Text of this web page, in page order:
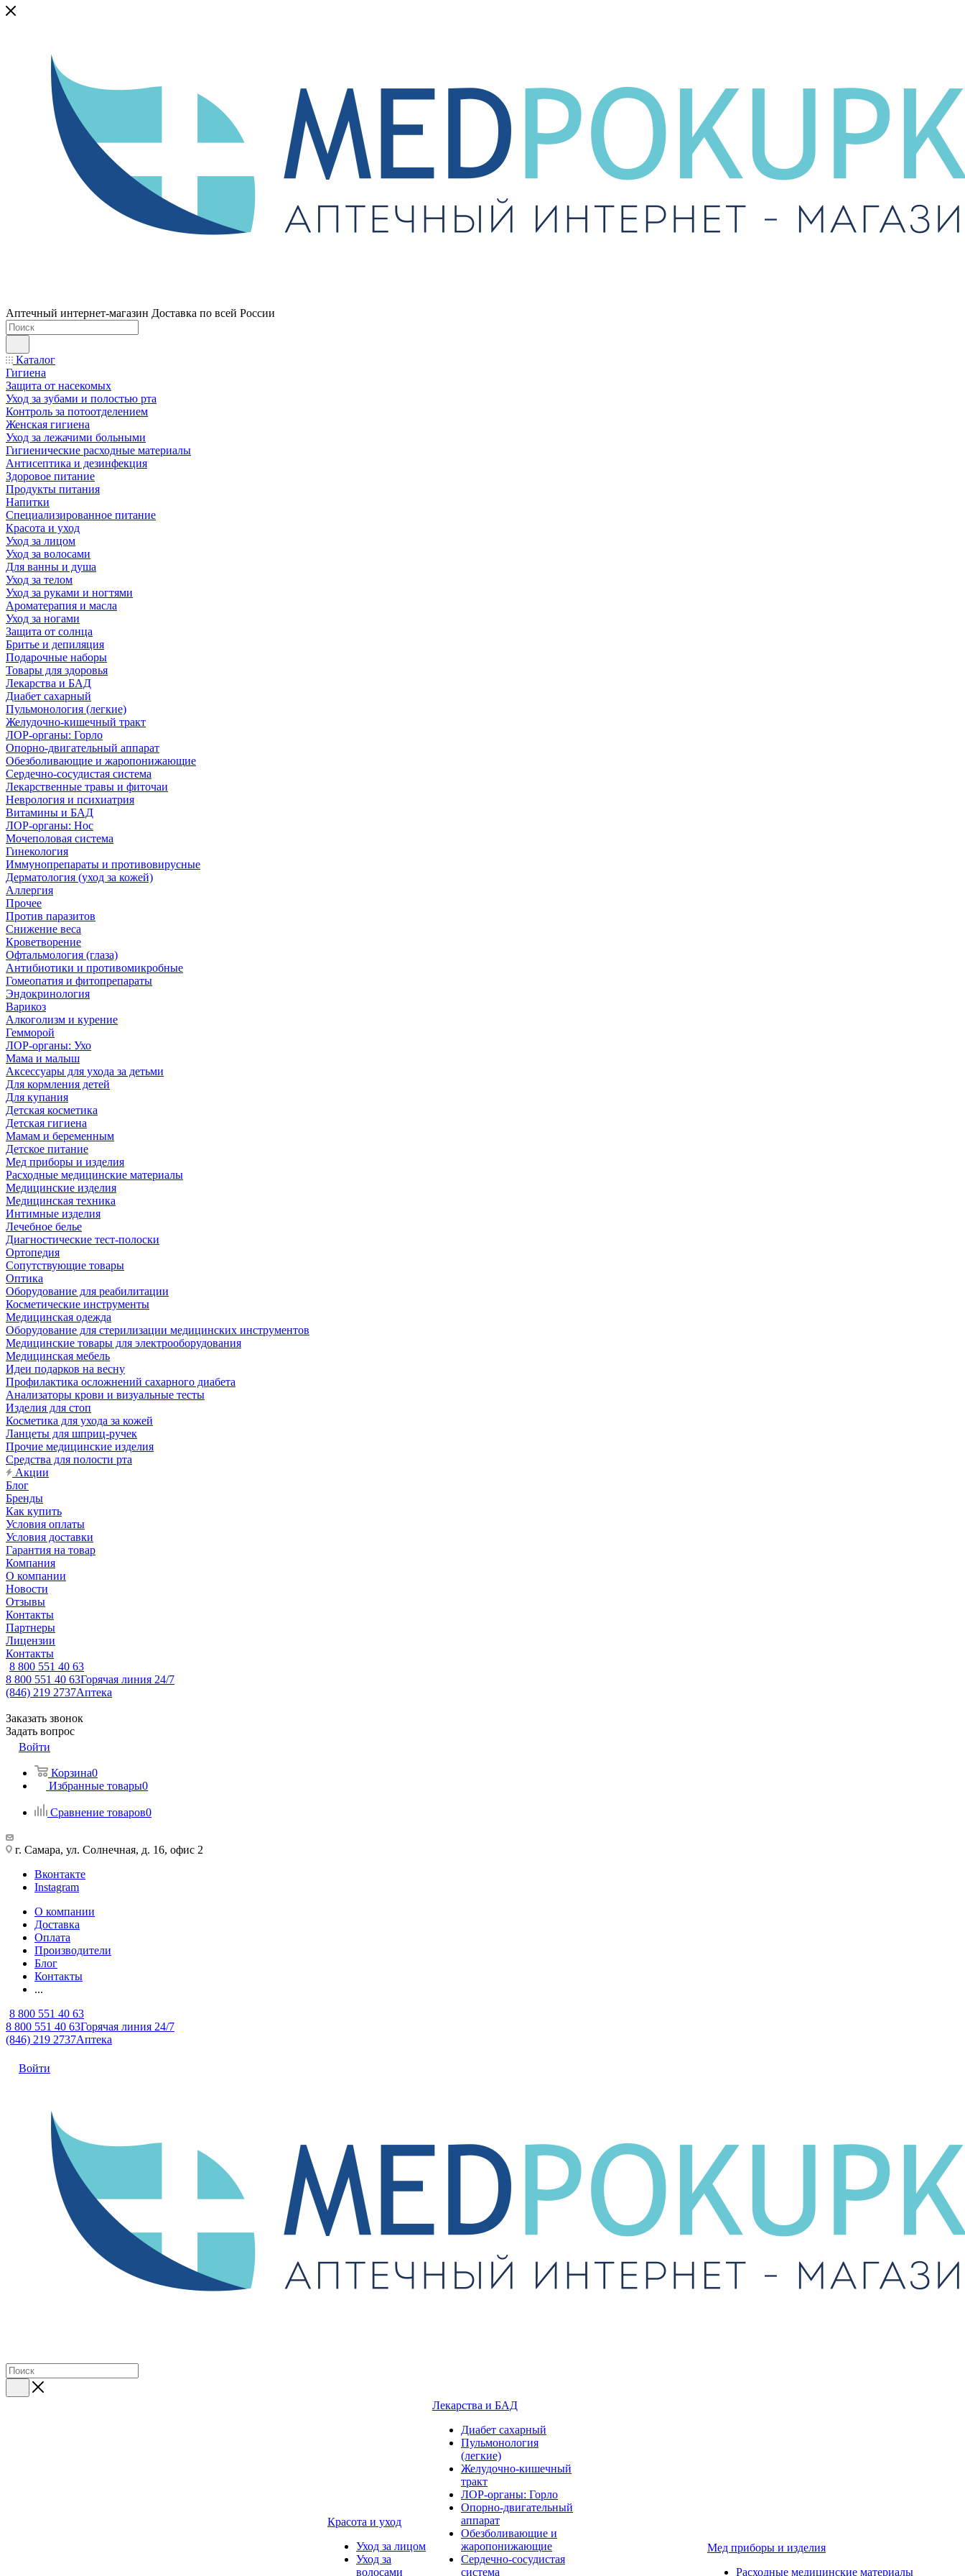
Аптечный интернет-магазин Доставка по всей России
Каталог
Гигиена
Защита от насекомых
Уход за зубами и полостью рта
Контроль за потоотделением
Женская гигиена
Уход за лежачими больными
Гигиенические расходные материалы
Антисептика и дезинфекция
Здоровое питание
Продукты питания
Напитки
Специализированное питание
Красота и уход
Уход за лицом
Уход за волосами
Для ванны и душа
Уход за телом
Уход за руками и ногтями
Ароматерапия и масла
Уход за ногами
Защита от солнца
Бритье и депиляция
Подарочные наборы
Товары для здоровья
Лекарства и БАД
Диабет сахарный
Пульмонология (легкие)
Желудочно-кишечный тракт
ЛОР-органы: Горло
Опорно-двигательный аппарат
Обезболивающие и жаропонижающие
Сердечно-сосудистая система
Лекарственные травы и фиточаи
Неврология и психиатрия
Витамины и БАД
ЛОР-органы: Нос
Мочеполовая система
Гинекология
Иммунопрепараты и противовирусные
Дерматология (уход за кожей)
Аллергия
Прочее
Против паразитов
Снижение веса
Кроветворение
Офтальмология (глаза)
Антибиотики и противомикробные
Гомеопатия и фитопрепараты
Эндокринология
Варикоз
Алкоголизм и курение
Гемморой
ЛОР-органы: Ухо
Мама и малыш
Аксессуары для ухода за детьми
Для кормления детей
Для купания
Детская косметика
Детская гигиена
Мамам и беременным
Детское питание
Мед приборы и изделия
Расходные медицинские материалы
Медицинские изделия
Медицинская техника
Интимные изделия
Лечебное белье
Диагностические тест-полоски
Ортопедия
Сопутствующие товары
Оптика
Оборудование для реабилитации
Косметические инструменты
Медицинская одежда
Оборудование для стерилизации медицинских инструментов
Медицинские товары для электрооборудования
Медицинская мебель
Идеи подарков на весну
Профилактика осложнений сахарного диабета
Анализаторы крови и визуальные тесты
Изделия для стоп
Косметика для ухода за кожей
Ланцеты для шприц-ручек
Прочие медицинские изделия
Средства для полости рта
Акции
Блог
Бренды
Как купить
Условия оплаты
Условия доставки
Гарантия на товар
Компания
О компании
Новости
Отзывы
Контакты
Партнеры
Лицензии
Контакты
8 800 551 40 63
8 800 551 40 63Горячая линия 24/7
(846) 219 2737Аптека
Заказать звонок
Задать вопрос
Войти
Корзина0
Избранные товары0
Сравнение товаров0
г. Самара, ул. Солнечная, д. 16, офис 2
Вконтакте
Instagram
О компании
Доставка
Оплата
Производители
Блог
Контакты
...
8 800 551 40 63
8 800 551 40 63Горячая линия 24/7
(846) 219 2737Аптека
Войти
Красота и уход
Уход за лицом
Уход за
волосами
Лекарства и БАД
Диабет сахарный
Пульмонология
(легкие)
Желудочно-кишечный
тракт
ЛОР-органы: Горло
Опорно-двигательный
аппарат
Обезболивающие и
жаропонижающие
Сердечно-сосудистая
система
Мед приборы и изделия
Расходные медицинские материалы